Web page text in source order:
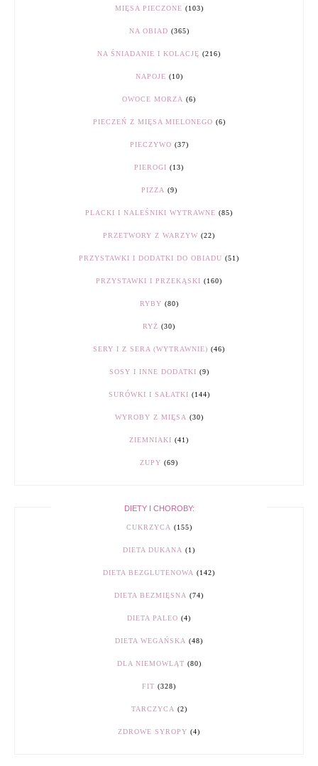
MIĘSA PIECZONE (103)
NA OBIAD (365)
NA ŚNIADANIE I KOLACJĘ (216)
NAPOJE (10)
OWOCE MORZA (6)
PIECZEŃ Z MIĘSA MIELONEGO (6)
PIECZYWO (37)
PIEROGI (13)
PIZZA (9)
PLACKI I NALEŚNIKI WYTRAWNE (85)
PRZETWORY Z WARZYW (22)
PRZYSTAWKI I DODATKI DO OBIADU (51)
PRZYSTAWKI I PRZEKĄSKI (160)
RYBY (80)
RYŻ (30)
SERY I Z SERA (WYTRAWNIE) (46)
SOSY I INNE DODATKI (9)
SURÓWKI I SAŁATKI (144)
WYROBY Z MIĘSA (30)
ZIEMNIAKI (41)
ZUPY (69)
DIETY I CHOROBY:
CUKRZYCA (155)
DIETA DUKANA (1)
DIETA BEZGLUTENOWA (142)
DIETA BEZMIĘSNA (74)
DIETA PALEO (4)
DIETA WEGAŃSKA (48)
DLA NIEMOWLĄT (80)
FIT (328)
TARCZYCA (2)
ZDROWE SYROPY (4)